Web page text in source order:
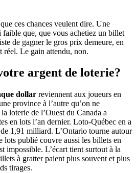
dans un nouvel onglet)
ces chances veulent dire. Une
faible que, que vous achetiez un billet
de gagner le gros prix demeure, en
réel. Le gain attendu, non.
argent de loterie?
dollar reviennent aux joueurs en
province à l’autre qu’on ne
loterie de l’Ouest du Canada a
en lots l’an dernier. Loto-Québec en a
1,91 milliard. L’Ontario tourne autour
lots publié couvre aussi les billets en
impossible. L’écart tient surtout à la
à gratter paient plus souvent et plus
tirages.